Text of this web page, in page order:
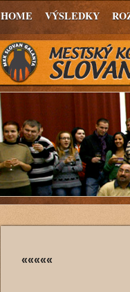
HOME VÝSLEDKY
«««««